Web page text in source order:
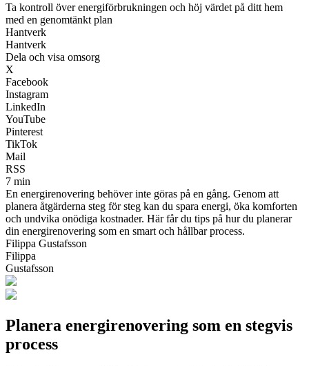
Ta kontroll över energiförbrukningen och höj värdet på ditt hem
med en genomtänkt plan
Hantverk
Hantverk
Dela och visa omsorg
X
Facebook
Instagram
LinkedIn
YouTube
Pinterest
TikTok
Mail
RSS
7 min
En energirenovering behöver inte göras på en gång. Genom att
planera åtgärderna steg för steg kan du spara energi, öka komforten
och undvika onödiga kostnader. Här får du tips på hur du planerar
din energirenovering som en smart och hållbar process.
Filippa Gustafsson
Filippa
Gustafsson
Planera energirenovering som en stegvis
process